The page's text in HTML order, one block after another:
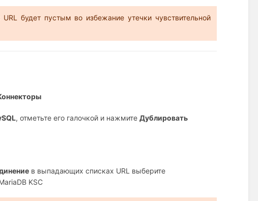
будет пустым во избежание утечки чувствительной
, отметьте его галочкой и нажмитеДублировать
в выпадающих списках URL выберите
KSC